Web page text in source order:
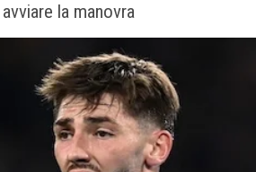
la manovra